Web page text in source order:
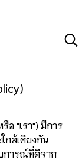
อ "เรา") มีการ
กล้เคียงกัน
การณ์ที่ดีจาก